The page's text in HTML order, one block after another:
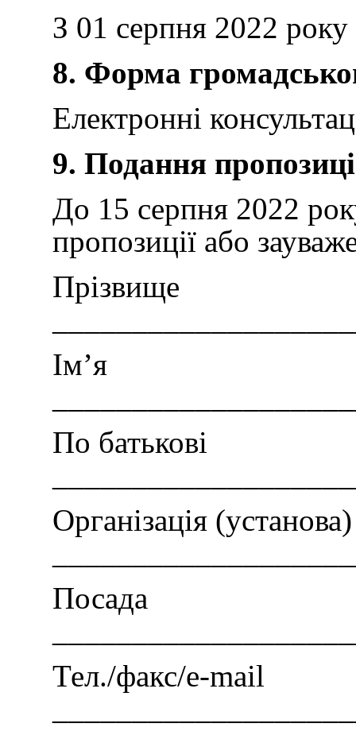
З 01 серпня 2022
8. Форма
Електронні
9. Подання
До 15 серпня 2022
пропозиції або
Прізвище
Ім’я
По батькові
Організація (установа)
Посада
Тел./факс/e-mail